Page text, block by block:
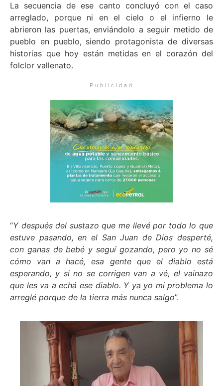
La secuencia de ese canto concluyó con el caso
arreglado, porque ni en el cielo o el infierno le
abrieron las puertas, enviándolo a seguir metido de
pueblo en pueblo, siendo protagonista de diversas
historias que hoy están metidas en el corazón del
folclor vallenato.
Publicidad
“Y después del sustazo que me llevé por todo lo que
estuve pasando, en el San Juan de Dios desperté,
con ganas de bebé y seguí gozando, pero yo no sé
cómo van a hacé, esa gente que el diablo está
esperando, y si no se corrigen van a vé, el vainazo
que les va a echá ese diablo. Y ya yo mi problema lo
arreglé porque de la tierra más nunca salgo”.